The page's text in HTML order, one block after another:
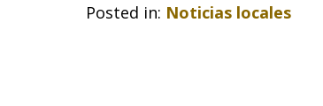
Posted in: Noticias locales